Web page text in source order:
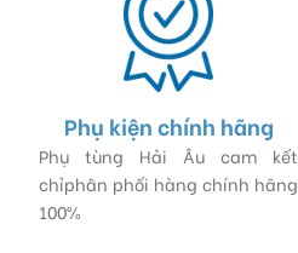
Phụ kiện chính hãng
Phụ tùng Hải Âu cam kết
chỉphân phối hàng chính hãng
100%